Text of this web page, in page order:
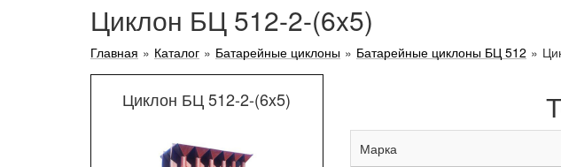
Циклон БЦ 512-2-(6x5)
Главная » Каталог » Батарейные циклоны » Батарейные циклоны БЦ 512 »
Циклон БЦ 512-2-(6x5)
Марка